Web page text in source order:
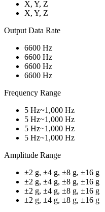
X, Y, Z
X, Y, Z
Output Data Rate
6600 Hz
6600 Hz
6600 Hz
6600 Hz
Frequency Range
5 Hz~1,000 Hz
5 Hz~1,000 Hz
5 Hz~1,000 Hz
5 Hz~1,000 Hz
Amplitude Range
±2 g, ±4 g, ±8 g, ±16 g
±2 g, ±4 g, ±8 g, ±16 g
±2 g, ±4 g, ±8 g, ±16 g
±2 g, ±4 g, ±8 g, ±16 g